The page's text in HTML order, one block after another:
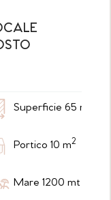
Superficie 65 m
Portico 10 m2
Mare 1200 mt m